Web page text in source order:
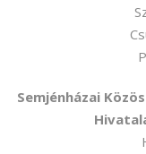
Semjénházai